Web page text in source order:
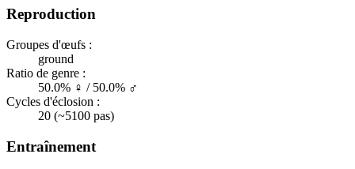
Reproduction
Groupes d'œufs :
ground
Ratio de genre :
50.0% ♀ / 50.0% ♂
Cycles d'éclosion :
20 (~5100 pas)
Entraînement